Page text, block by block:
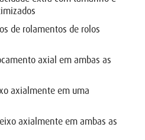
de rolamentos de rolos
axial em ambas as
axialmente em uma
axialmente em ambas as